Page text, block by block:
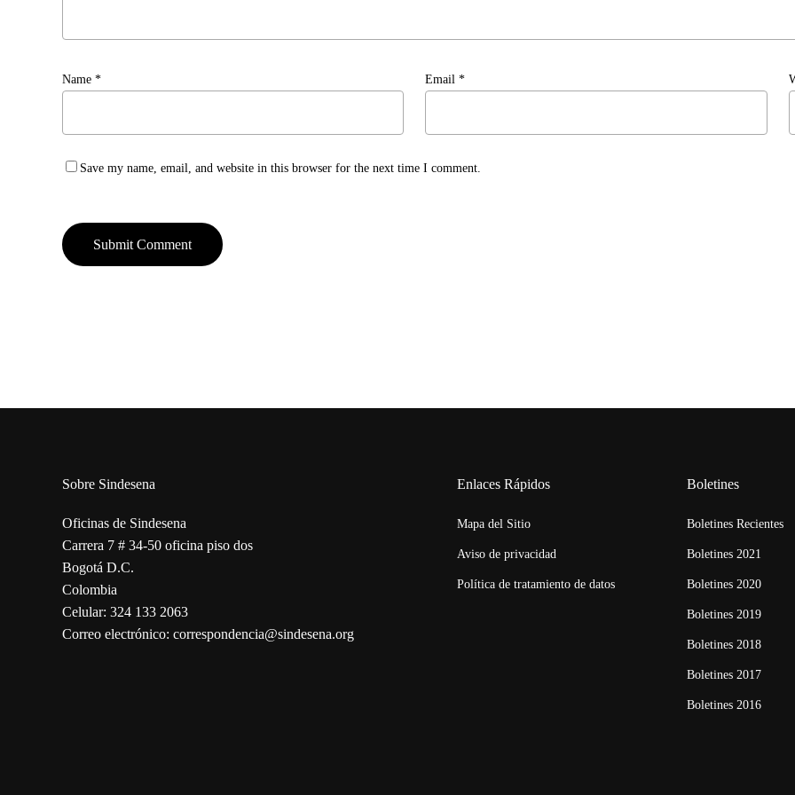
Name * Email*
Save my name, email, and website in this browser for the next time I comment.
Sobre Sindesena
Oficinas de Sindesena
Carrera 7 # 34-50 oficina piso dos
Bogotá D.C.
Colombia
Celular: 324 133 2063
Correo electrónico: correspondencia@sindesena.org
Enlaces Rápidos
Mapa del Sitio
Aviso de privacidad
Política de tratamiento de datos
Boletines
Boletines Recientes
Boletines 2021
Boletines 2020
Boletines 2019
Boletines 2018
Boletines 2017
Boletines 2016